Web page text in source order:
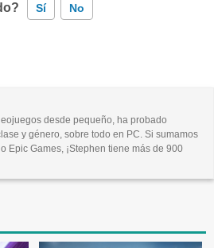
Sí No
información incorrecta
desde pequeño, ha probado
y género, sobre todo en PC. Si sumamos
Epic Games, ¡Stephen tiene más de 900